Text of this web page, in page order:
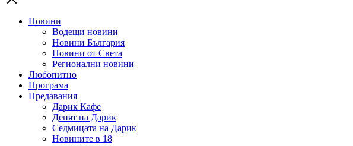
Новини
Водещи новини
Новини България
Новини от Света
Регионални новини
Любопитно
Програма
Предавания
Дарик Кафе
Денят на Дарик
Седмицата на Дарик
Новините в 18